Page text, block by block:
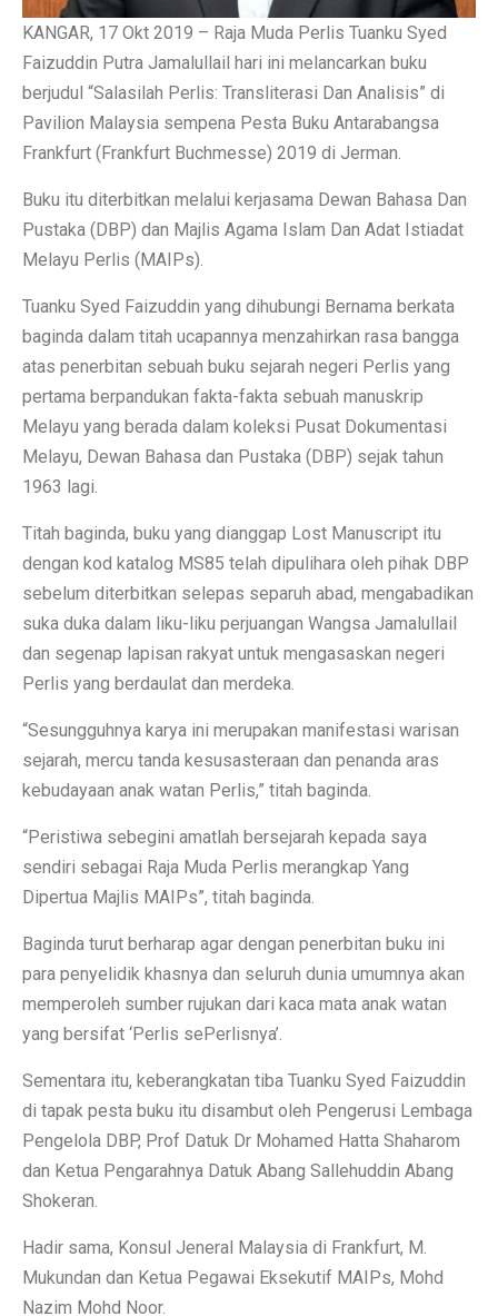
KANGAR, 17 Okt 2019 – Raja Muda Perlis Tuanku Syed
Faizuddin Putra Jamalullail hari ini melancarkan buku
berjudul “Salasilah Perlis: Transliterasi Dan Analisis” di
Pavilion Malaysia sempena Pesta Buku Antarabangsa
Frankfurt (Frankfurt Buchmesse) 2019 di Jerman.
Buku itu diterbitkan melalui kerjasama Dewan Bahasa Dan
Pustaka (DBP) dan Majlis Agama Islam Dan Adat Istiadat
Melayu Perlis (MAIPs).
Tuanku Syed Faizuddin yang dihubungi Bernama berkata
baginda dalam titah ucapannya menzahirkan rasa bangga
atas penerbitan sebuah buku sejarah negeri Perlis yang
pertama berpandukan fakta-fakta sebuah manuskrip
Melayu yang berada dalam koleksi Pusat Dokumentasi
Melayu, Dewan Bahasa dan Pustaka (DBP) sejak tahun
1963 lagi.
Titah baginda, buku yang dianggap Lost Manuscript itu
dengan kod katalog MS85 telah dipulihara oleh pihak DBP
sebelum diterbitkan selepas separuh abad, mengabadikan
suka duka dalam liku-liku perjuangan Wangsa Jamalullail
dan segenap lapisan rakyat untuk mengasaskan negeri
Perlis yang berdaulat dan merdeka.
“Sesungguhnya karya ini merupakan manifestasi warisan
sejarah, mercu tanda kesusasteraan dan penanda aras
kebudayaan anak watan Perlis,” titah baginda.
“Peristiwa sebegini amatlah bersejarah kepada saya
sendiri sebagai Raja Muda Perlis merangkap Yang
Dipertua Majlis MAIPs”, titah baginda.
Baginda turut berharap agar dengan penerbitan buku ini
para penyelidik khasnya dan seluruh dunia umumnya akan
memperoleh sumber rujukan dari kaca mata anak watan
yang bersifat ‘Perlis sePerlisnya’.
Sementara itu, keberangkatan tiba Tuanku Syed Faizuddin
di tapak pesta buku itu disambut oleh Pengerusi Lembaga
Pengelola DBP, Prof Datuk Dr Mohamed Hatta Shaharom
dan Ketua Pengarahnya Datuk Abang Sallehuddin Abang
Shokeran.
Hadir sama, Konsul Jeneral Malaysia di Frankfurt, M.
Mukundan dan Ketua Pegawai Eksekutif MAIPs, Mohd
Nazim Mohd Noor.